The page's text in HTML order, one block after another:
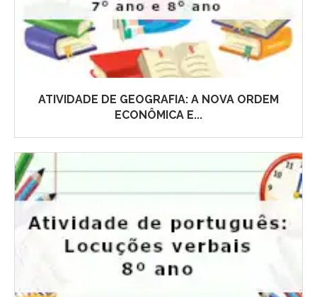
ATIVIDADE DE GEOGRAFIA: A NOVA ORDEM
ECONÔMICA E...